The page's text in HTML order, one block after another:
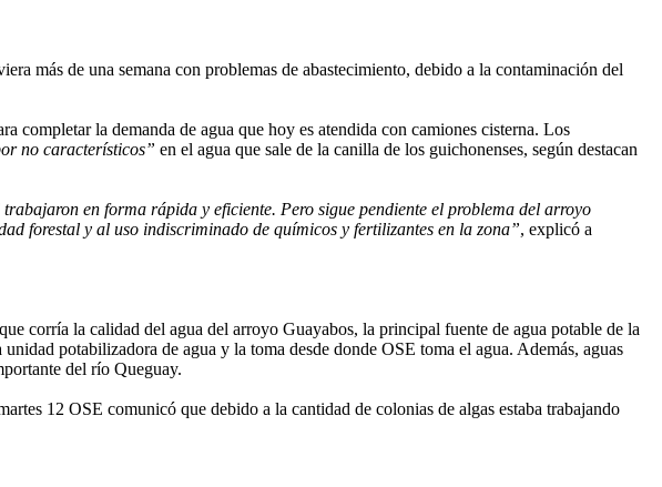
más de una semana con problemas de abastecimiento, debido a la contaminación del
completar la demanda de agua que hoy es atendida con camiones cisterna. Los
no característicos” en el agua que sale de la canilla de los guichonenses, según destacan
en forma rápida y eficiente. Pero sigue pendiente el problema del arroyo
forestal y al uso indiscriminado de químicos y fertilizantes en la zona”, explicó a
corría la calidad del agua del arroyo Guayabos, la principal fuente de agua potable de la
potabilizadora de agua y la toma desde donde OSE toma el agua. Además, aguas
del río Queguay.
12 OSE comunicó que debido a la cantidad de colonias de algas estaba trabajando